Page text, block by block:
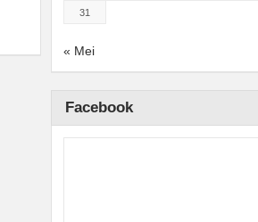
31
« Mei
Facebook